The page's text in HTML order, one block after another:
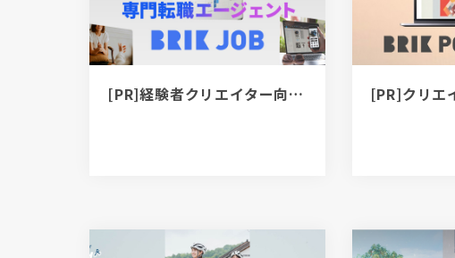
[PR]経験者クリエイター向け転職カウンセリング｜デザイナー / ディレクター / エンジニア